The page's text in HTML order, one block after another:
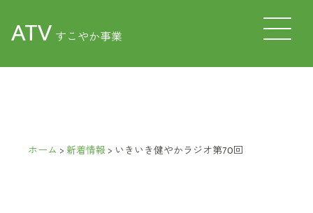
ATV すこやか事業
ホーム >新着情報> いきいき健やかラジオ第70回